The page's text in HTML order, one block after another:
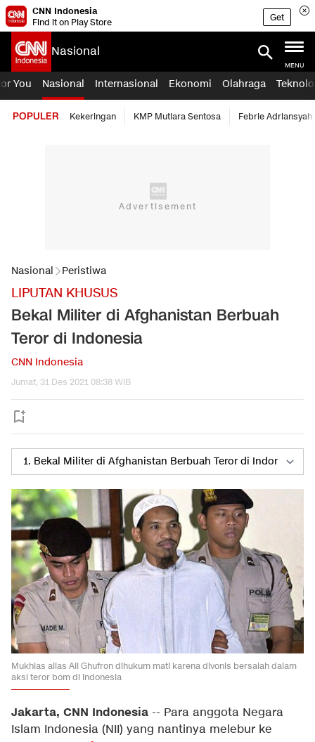
CNN Indonesia
Find it on Play Store
Get
Nasional
MENU
You Nasional Internasional Ekonomi Olahraga
POPULER Kekeringan KMP Mutiara Sentosa Febrie Adriansyah
Nasional Peristiwa
LIPUTAN KHUSUS
Bekal Militer di Afghanistan Berbuah
Teror di Indonesia
CNN Indonesia
Jumat, 31 Des 2021 08:38 WIB
Mukhlas alias Ali Ghufron dihukum mati karena divonis bersalah dalam
aksi teror bom di Indonesia
Jakarta, CNN Indonesia -- Para anggota Negara
Islam Indonesia (NII) yang nantinya melebur ke